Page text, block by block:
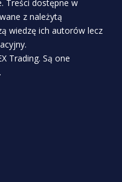
Treści dostępne w
z należytą
wiedzę ich autorów lecz
Trading. Są one